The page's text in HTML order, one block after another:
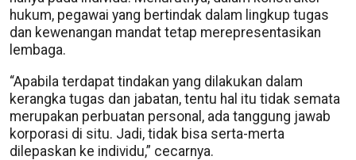
hukum, pegawai yang bertindak dalam lingkup tugas
dan kewenangan mandat tetap merepresentasikan
lembaga.
“Apabila terdapat tindakan yang dilakukan dalam
kerangka tugas dan jabatan, tentu hal itu tidak semata
merupakan perbuatan personal, ada tanggung jawab
korporasi di situ. Jadi, tidak bisa serta-merta
dilepaskan ke individu,” cecarnya.